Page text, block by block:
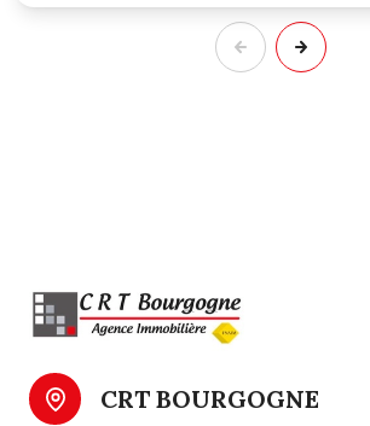
CRT BOURGOGNE